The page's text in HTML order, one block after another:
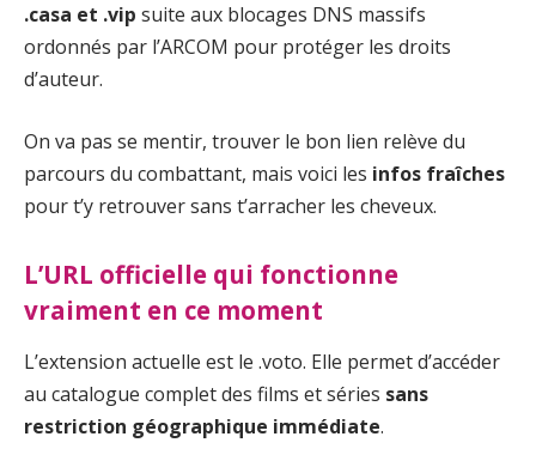
.casa et .vip suite aux blocages DNS massifs
ordonnés par l’ARCOM pour protéger les droits
d’auteur.
On va pas se mentir, trouver le bon lien relève du
parcours du combattant, mais voici les infos fraîches
pour t’y retrouver sans t’arracher les cheveux.
L’URL officielle qui fonctionne
vraiment en ce moment
L’extension actuelle est le .voto. Elle permet d’accéder
au catalogue complet des films et séries sans
restriction géographique immédiate.